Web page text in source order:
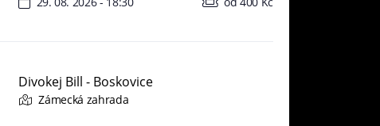
Divokej Bill - Boskovice
Zámecká zahrada